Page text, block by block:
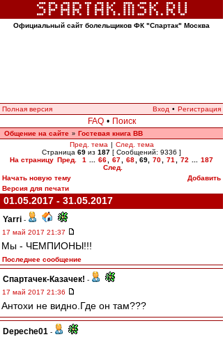
Официальный сайт болельщиков ФК "Спартак" Москва
Полная версия Вход • Регистрация
FAQ • Поиск
Общение на сайте » Гостевая книга ВВ
Пред. тема | След. тема
Страница 69 из 187 [ Сообщений: 9336 ]
На страницу Пред. 1 66 67 68 69 70 71 72
187
След.
Начать новую тему
Добавить
Версия для печати
01.05.2017 - 31.05.2017
Yarri -
17 май 2017 21:37
Мы - ЧЕМПИОНЫ!!!
Последнее сообщение
Спартачек-Казачек! -
17 май 2017 21:36
Антохи не видно.Где он там???
Depeche01 -